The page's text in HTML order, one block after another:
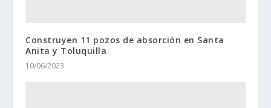
Construyen 11 pozos de absorción en Santa
Anita y Toluquilla
10/06/2023